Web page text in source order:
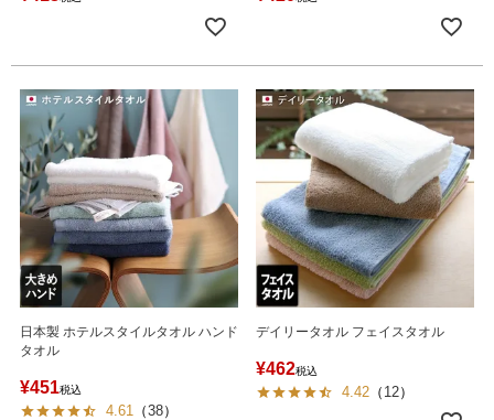
日本製 ホテルスタイルタオル ハンド
タオル
¥451税込
4.61 （38）
デイリータオル フェイスタオル
¥462税込
4.42 （ 12）